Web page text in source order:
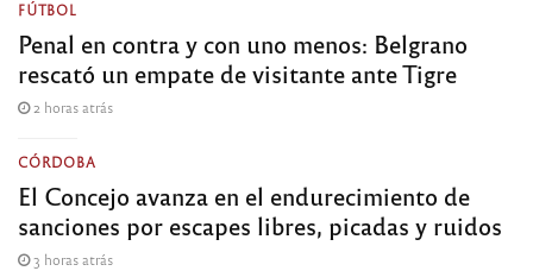
FÚTBOL
Penal en contra y con uno menos: Belgrano
rescató un empate de visitante ante Tigre
2 horas atrás
CÓRDOBA
El Concejo avanza en el endurecimiento de
sanciones por escapes libres, picadas y ruidos
3 horas atrás